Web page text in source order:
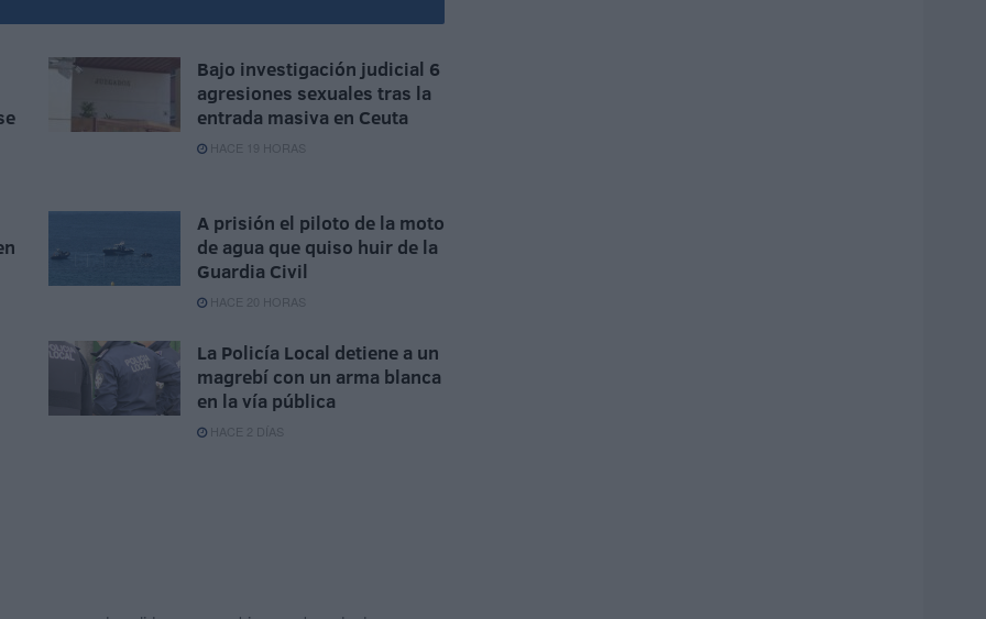
Bajo investigación judicial 6
agresiones sexuales tras la
entrada masiva en Ceuta
HACE 19 HORAS
A prisión el piloto de la moto
de agua que quiso huir de la
Guardia Civil
HACE 20 HORAS
La Policía Local detiene a un
magrebí con un arma blanca
en la vía pública
HACE 2 DÍAS